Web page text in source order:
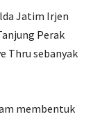
Jatim Irjen
Perak
Thru sebanyak
membentuk